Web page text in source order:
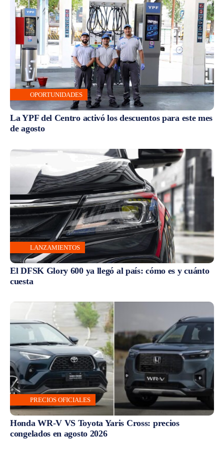
OPORTUNIDADES
La YPF del Centro activó los descuentos para este mes
de agosto
LANZAMIENTOS
El DFSK Glory 600 ya llegó al país: cómo es y cuánto
cuesta
PRECIOS OFICIALES
Honda WR-V VS Toyota Yaris Cross: precios
congelados en agosto 2026